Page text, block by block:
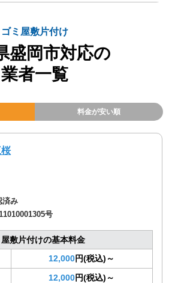
ゴミ屋敷片付け
盛岡市対応の
業者一覧
料金が安い順
済み
号
敷片付けの基本料金
12,000円(税込)～
12,000円(税込)～